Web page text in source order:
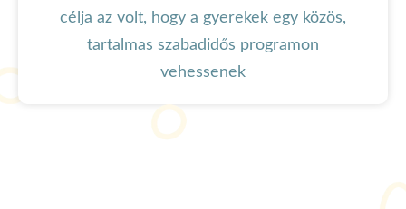
célja az volt, hogy a gyerekek egy közös,
tartalmas szabadidős programon
vehessenek